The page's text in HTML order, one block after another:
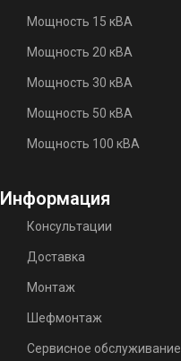
Мощность 15 кВА
Мощность 20 кВА
Мощность 30 кВА
Мощность 50 кВА
Мощность 100 кВА
Информация
Консультации
Доставка
Монтаж
Шефмонтаж
Сервисное обслуживание